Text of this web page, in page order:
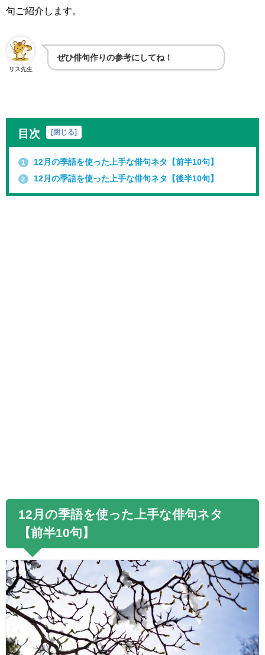
句ご紹介します。
リス先生
ぜひ俳句作りの参考にしてね！
目次 閉じる
1 12月の季語を使った上手な俳句ネタ【前半10句】
2 12月の季語を使った上手な俳句ネタ【後半10句】
12月の季語を使った上手な俳句ネタ
【前半10句 】